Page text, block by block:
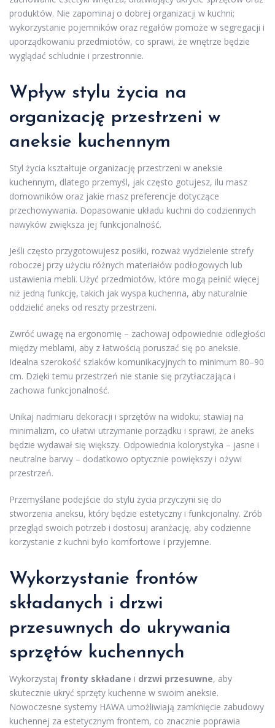
produktów. Nie zapominaj o dobrej organizacji w kuchni;
wykorzystanie pojemników oraz regałów pomoże w segregacji i
uporządkowaniu przedmiotów, co sprawi, że wnętrze będzie
wyglądać schludnie i przestronnie.
Wpływ stylu życia na
organizację przestrzeni w
aneksie kuchennym
Styl życia kształtuje organizację przestrzeni w aneksie
kuchennym, dlatego przemyśl, jak często gotujesz, ilu masz
domowników oraz jakie masz preferencje dotyczące
przechowywania. Dopasowanie układu kuchni do codziennych
nawyków zwiększa jej funkcjonalność.
Jeśli często przygotowujesz posiłki, rozważ wydzielenie strefy
roboczej przy użyciu różnych materiałów podłogowych lub
ustawienia mebli. Użyć przedmiotów, które mogą pełnić więcej
niż jedną funkcję, takich jak wyspa kuchenna, aby naturalnie
oddzielić aneks od reszty przestrzeni.
Zwróć uwagę na ergonomię – zachowaj odpowiednie odległości
między meblami, aby z łatwością poruszać się po aneksie.
Idealna szerokość szlaków komunikacyjnych to minimum 80–90
cm. Dzięki temu przestrzeń nie stanie się przytłaczająca i
zachowa funkcjonalność.
Unikaj nadmiaru dekoracji i sprzętów na widoku; stawiaj na
minimalizm, co ułatwi utrzymanie porządku i sprawi, że aneks
będzie wydawał się większy. Odpowiednia kolorystyka – jasne i
neutralne barwy – dodatkowo optycznie powiększy i ożywi
przestrzeń.
Przemyślane podejście do stylu życia przyczyni się do
stworzenia aneksu, który będzie estetyczny i funkcjonalny. Zrób
przegląd swoich potrzeb i dostosuj aranżację, aby codzienne
korzystanie z kuchni było komfortowe i przyjemne.
Wykorzystanie frontów
składanych i drzwi
przesuwnych do ukrywania
sprzętów kuchennych
Wykorzystaj fronty składane i drzwi przesuwne, aby
skutecznie ukryć sprzęty kuchenne w swoim aneksie.
Nowoczesne systemy HAWA umożliwiają zamknięcie zabudowy
kuchennej za estetycznym frontem, co znacznie poprawia